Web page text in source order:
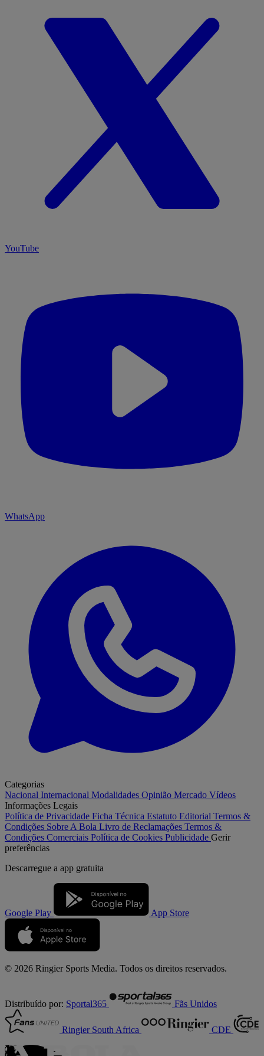
YouTube
WhatsApp
Categorias
Nacional Internacional Modalidades Opinião Mercado Vídeos
Informações Legais
Política de Privacidade Ficha Técnica Estatuto Editorial Termos &
Condições Sobre A Bola Livro de Reclamações Termos &
Condições Comerciais Política de Cookies Publicidade Gerir
preferências
Descarregue a app gratuita
Google Play App Store
© 2026 Ringier Sports Media. Todos os direitos reservados.
Distribuído por: Sportal365 Fãs Unidos
Ringier South Africa CDE